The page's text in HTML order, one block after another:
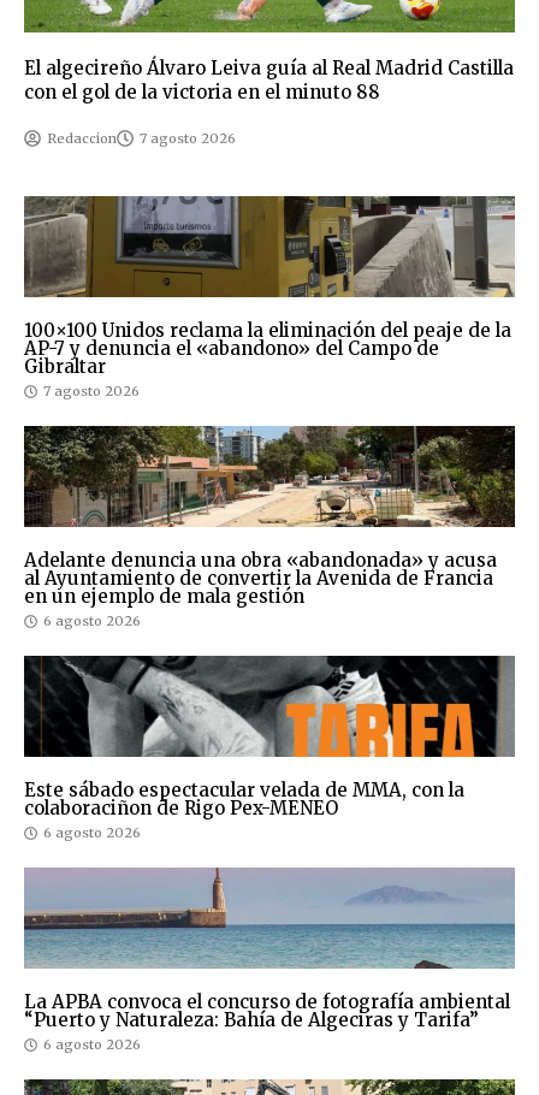
El algecireño Álvaro Leiva guía al Real Madrid Castilla
con el gol de la victoria en el minuto 88
Redaccion 7 agosto 2026
100×100 Unidos reclama la eliminación del peaje de la
AP-7 y denuncia el «abandono» del Campo de
Gibraltar
7 agosto 2026
Adelante denuncia una obra «abandonada» y acusa
al Ayuntamiento de convertir la Avenida de Francia
en un ejemplo de mala gestión
6 agosto 2026
Este sábado espectacular velada de MMA, con la
colaboraciñon de Rigo Pex-MENEO
6 agosto 2026
La APBA convoca el concurso de fotografía ambiental
“Puerto y Naturaleza: Bahía de Algeciras y Tarifa”
6 agosto 2026